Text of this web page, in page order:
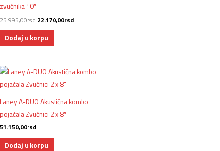
zvučnika 10″
25.995,00rsd 22.170,00rsd
Dodaj u korpu
Laney A-DUO Akustična kombo
pojačala Zvučnici 2 x 8″
51.150,00rsd
Dodaj u korpu